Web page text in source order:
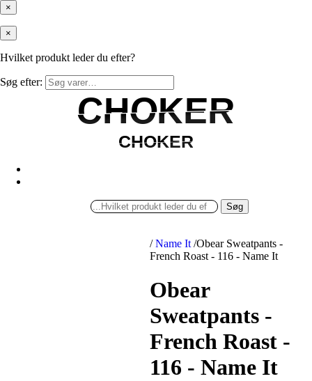
×
×
Hvilket produkt leder du efter?
Søg efter:
CHOKER
CHOKER
CHOKER
CHOKER
Søg
/ Name It /Obear Sweatpants -
French Roast - 116 - Name It
Obear
Sweatpants -
French Roast -
116 - Name It